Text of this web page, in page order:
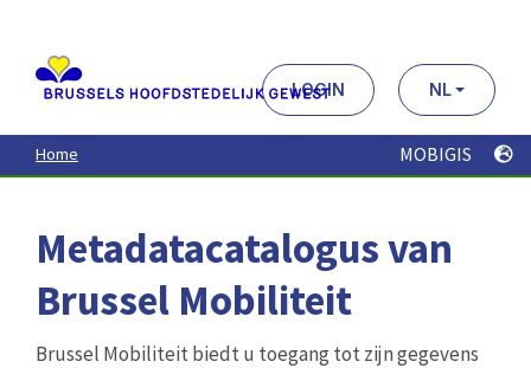
contenu
principal
LOGIN NL
Home MOBIGIS
Metadatacatalogus van
Brussel Mobiliteit
Brussel Mobiliteit biedt u toegang tot zijn gegevens